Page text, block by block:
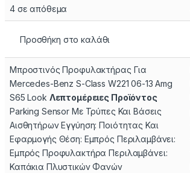
4 σε απόθεμα
Προσθήκη στο καλάθι
Μπροστινός Προφυλακτήρας Για
Mercedes-Benz S-Class W221 06-13 Amg
S65 Look Λεπτομέρειες Προϊόντος
Parking Sensor Με Τρύπες Και Βάσεις
Αισθητήρων Εγγύηση: Ποιότητας Και
Εφαρμογής Θέση: Εμπρός Περιλαμβάνει:
Εμπρός Προφυλακτήρα Περιλαμβάνει:
Καπάκια Πλυστικών Φανών